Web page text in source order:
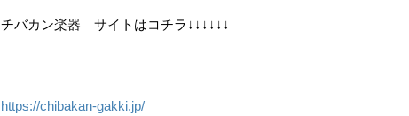
チバカン楽器 サイトはコチラ↓↓↓↓↓↓
https://chibakan-gakki.jp/